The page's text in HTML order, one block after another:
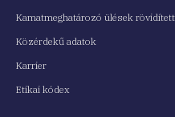
Kamatmeghatározó ülések
Közérdekű adatok
Karrier
Etikai kódex